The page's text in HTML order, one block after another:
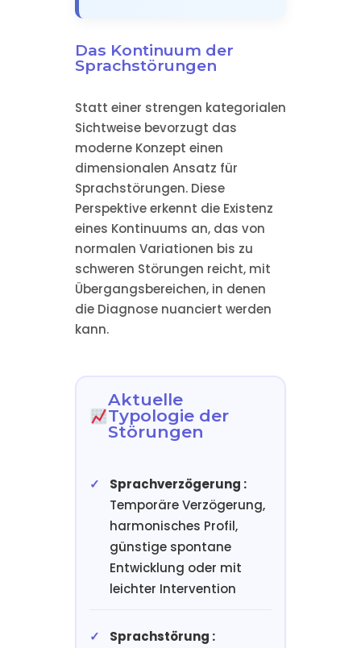
Das Kontinuum der
Sprachstörungen
Statt einer strengen kategorialen
Sichtweise bevorzugt das
moderne Konzept einen
dimensionalen Ansatz für
Sprachstörungen. Diese
Perspektive erkennt die Existenz
eines Kontinuums an, das von
normalen Variationen bis zu
schweren Störungen reicht, mit
Übergangsbereichen, in denen
die Diagnose nuanciert werden
kann.
Aktuelle
Typologie der
Störungen
Sprachverzögerung :
Temporäre Verzögerung,
harmonisches Profil,
günstige spontane
Entwicklung oder mit
leichter Intervention
Sprachstörung :